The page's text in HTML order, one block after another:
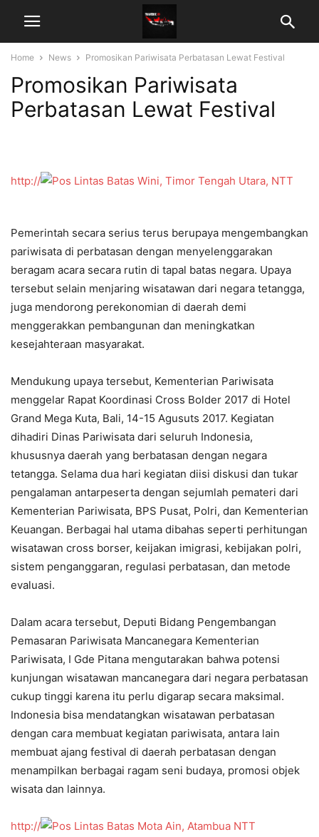
Home News Promosikan Pariwisata Perbatasan Lewat Festival
Promosikan Pariwisata
Perbatasan Lewat Festival
http://
Pemerintah secara serius terus berupaya mengembangkan
pariwisata di perbatasan dengan menyelenggarakan
beragam acara secara rutin di tapal batas negara. Upaya
tersebut selain menjaring wisatawan dari negara tetangga,
juga mendorong perekonomian di daerah demi
menggerakkan pembangunan dan meningkatkan
kesejahteraan masyarakat.
Mendukung upaya tersebut, Kementerian Pariwisata
menggelar Rapat Koordinasi Cross Bolder 2017 di Hotel
Grand Mega Kuta, Bali, 14-15 Agusuts 2017. Kegiatan
dihadiri Dinas Pariwisata dari seluruh Indonesia,
khususnya daerah yang berbatasan dengan negara
tetangga. Selama dua hari kegiatan diisi diskusi dan tukar
pengalaman antarpeserta dengan sejumlah pemateri dari
Kementerian Pariwisata, BPS Pusat, Polri, dan Kementerian
Keuangan. Berbagai hal utama dibahas seperti perhitungan
wisatawan cross borser, keijakan imigrasi, kebijakan polri,
sistem penganggaran, regulasi perbatasan, dan metode
evaluasi.
Dalam acara tersebut, Deputi Bidang Pengembangan
Pemasaran Pariwisata Mancanegara Kementerian
Pariwisata, I Gde Pitana mengutarakan bahwa potensi
kunjungan wisatawan mancanegara dari negara perbatasan
cukup tinggi karena itu perlu digarap secara maksimal.
Indonesia bisa mendatangkan wisatawan perbatasan
dengan cara membuat kegiatan pariwisata, antara lain
membuat ajang festival di daerah perbatasan dengan
menampilkan berbagai ragam seni budaya, promosi objek
wisata dan lainnya.
http://